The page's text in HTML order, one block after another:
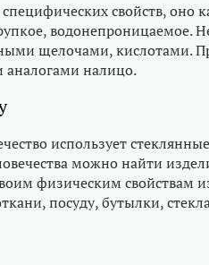
свойств, оно
водонепроницаемое.
щелочами, кислотами.
налицо.
использует
можно найти
физическим свойствам
посуду, бутылки,